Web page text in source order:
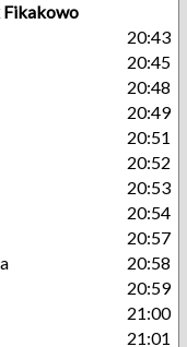
Fikakowo
20:43
20:45
20:48
20:49
20:51
20:52
20:53
20:54
20:57
20:58
20:59
21:00
21:01